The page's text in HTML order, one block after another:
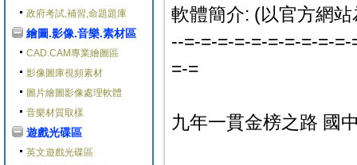
政府考試,補習,命題題庫
繪圖.影像.音樂.素材區
CAD.CAM專業繪圖區
影像圖庫視頻素材
圖片繪圖影像處理軟體
音樂材質取樣
遊戲光碟區
英文遊戲光碟區
軟體簡介: (以官方網站
--=-=-=-=-=-=-=-=-=-
=-=
九年一貫金榜之路 國